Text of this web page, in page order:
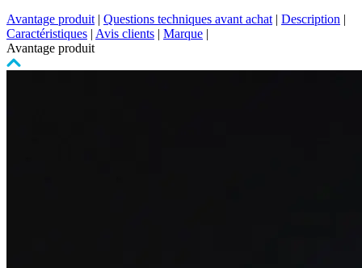
Avantage produit | Questions techniques avant achat | Description |
Caractéristiques | Avis clients | Marque |
Avantage produit